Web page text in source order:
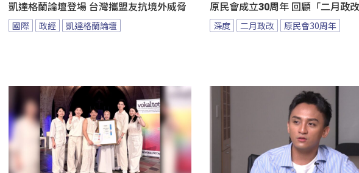
凱達格蘭論壇登場 台灣攜盟友抗境外威脅
國際 政經 凱達格蘭論壇
原民會成立30周年 回顧「二月政
深度 二月政改 原民會30周年